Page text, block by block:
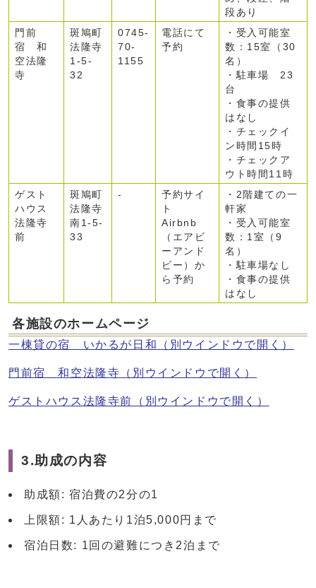
段あり
門前
宿 和
空法隆
寺
斑鳩町
法隆寺
1-5-
32
0745-
70-
1155
電話にて
予約
・受入可能室
数：15室（30
名）
・駐車場 23
台
・食事の提供
はなし
・チェックイ
ン時間15時
・チェックア
ウト時間11時
ゲスト
ハウス
法隆寺
前
斑鳩町
法隆寺
南1-5-
33
-
予約サイ
ト
Airbnb
（エアビ
ーアンド
ビー）か
ら予約
・2階建ての一
軒家
・受入可能室
数：1室（9
名）
・駐車場なし
・食事の提供
はなし
各施設のホームページ
一棟貸の宿 いかるが日和 （別ウインドウで開く）
門前宿 和空法隆寺 （別ウインドウで開く）
ゲストハウス法隆寺前 （別ウインドウで開く）
3.助成の内容
助成額: 宿泊費の2分の1
上限額: 1人あたり1泊5,000円まで
宿泊日数: 1回の避難につき2泊まで